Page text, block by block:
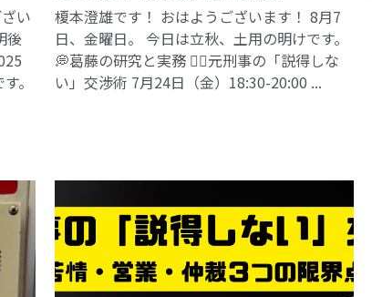
い
後
。
榎本澄雄です！ おはようございます！ 8月7
日、金曜日。 今日は立秋、土用の明けです。
💭葛藤の研究と実務 🕵️‍♂️元刑事の「説得しな
い」交渉術​ 7月24日（金）18:30-20:00 ...